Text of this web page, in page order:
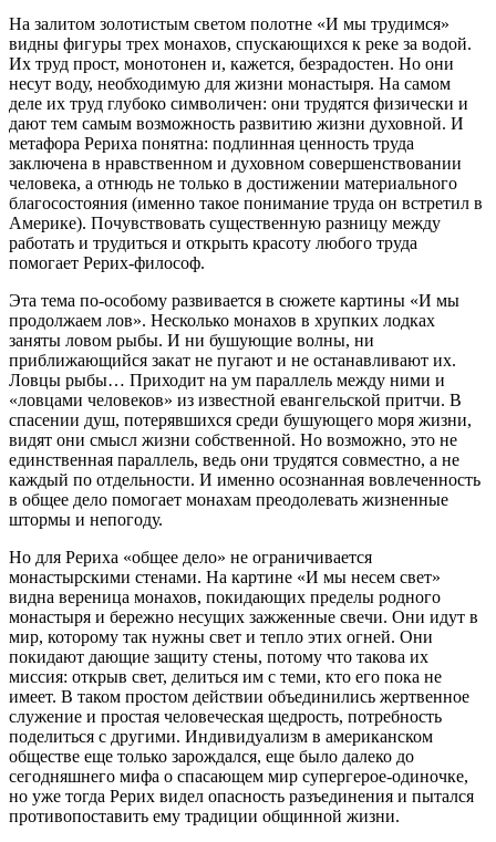
На залитом золотистым светом полотне «И мы трудимся»
видны фигуры трех монахов, спускающихся к реке за водой.
Их труд прост, монотонен и, кажется, безрадостен. Но они
несут воду, необходимую для жизни монастыря. На самом
деле их труд глубоко символичен: они трудятся физически и
дают тем самым возможность развитию жизни духовной. И
метафора Рериха понятна: подлинная ценность труда
заключена в нравственном и духовном совершенствовании
человека, а отнюдь не только в достижении материального
благосостояния (именно такое понимание труда он встретил в
Америке). Почувствовать существенную разницу между
работать и трудиться и открыть красоту любого труда
помогает Рерих-философ.
Эта тема по-особому развивается в сюжете картины «И мы
продолжаем лов». Несколько монахов в хрупких лодках
заняты ловом рыбы. И ни бушующие волны, ни
приближающийся закат не пугают и не останавливают их.
Ловцы рыбы… Приходит на ум параллель между ними и
«ловцами человеков» из известной евангельской притчи. В
спасении душ, потерявшихся среди бушующего моря жизни,
видят они смысл жизни собственной. Но возможно, это не
единственная параллель, ведь они трудятся совместно, а не
каждый по отдельности. И именно осознанная вовлеченность
в общее дело помогает монахам преодолевать жизненные
штормы и непогоду.
Но для Рериха «общее дело» не ограничивается
монастырскими стенами. На картине «И мы несем свет»
видна вереница монахов, покидающих пределы родного
монастыря и бережно несущих зажженные свечи. Они идут в
мир, которому так нужны свет и тепло этих огней. Они
покидают дающие защиту стены, потому что такова их
миссия: открыв свет, делиться им с теми, кто его пока не
имеет. В таком простом действии объединились жертвенное
служение и простая человеческая щедрость, потребность
поделиться с другими. Индивидуализм в американском
обществе еще только зарождался, еще было далеко до
сегодняшнего мифа о спасающем мир супергерое-одиночке,
но уже тогда Рерих видел опасность разъединения и пытался
противопоставить ему традиции общинной жизни.